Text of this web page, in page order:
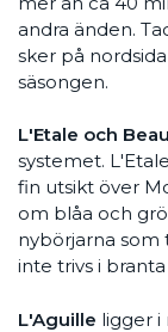
andra änden.
sker på
säsongen.
L'Etale och
systemet.
fin utsikt över
om blåa och
nybörjarna som
inte trivs i
L'Aguille ligger i